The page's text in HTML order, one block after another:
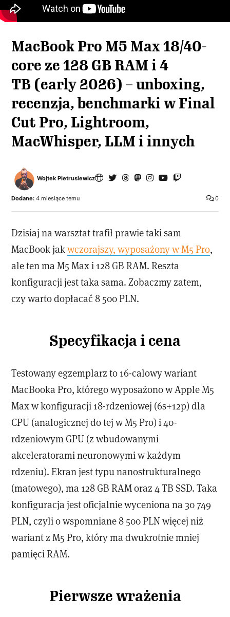
MacBook Pro M5 Max 18/40-
core ze 128 GB RAM i 4
TB (early 2026) – unboxing,
recenzja, benchmarki w Final
Cut Pro, Lightroom,
MacWhisper, LLM i innych
Wojtek Pietrusiewicz
0
Dodane: 4 miesiące temu
Dzisiaj na warsztat trafił prawie taki sam
MacBook jakwczorajszy, wyposażony w M5 Pro,
ale ten ma M5 Max i 128 GB RAM. Reszta
konfiguracji jest taka sama. Zobaczmy zatem,
czy warto dopłacać 8 500 PLN.
Specyfikacja i cena
Testowany egzemplarz to 16-calowy wariant
MacBooka Pro, którego wyposażono w Apple M5
Max w konfiguracji 18-rdzeniowej (6s+12p) dla
CPU (analogicznej do tej w M5 Pro) i 40-
rdzeniowym GPU (z wbudowanymi
akceleratorami neuronowymi w każdym
rdzeniu). Ekran jest typu nanostrukturalnego
(matowego), ma 128 GB RAM oraz 4 TB SSD. Taka
konfiguracja jest oficjalnie wyceniona na 30 749
PLN, czyli o wspomniane 8 500 PLN więcej niż
wariant z M5 Pro, który ma dwukrotnie mniej
pamięci RAM.
Pierwsze wrażenia